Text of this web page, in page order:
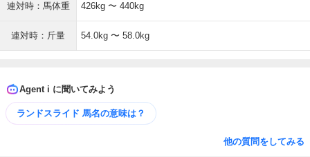
連対時：馬体重 426kg 〜 440kg
連対時：斤量 54.0kg 〜 58.0kg
Agent i に聞いてみよう
ランドスライド 馬名の意味は？
他の質問をしてみる